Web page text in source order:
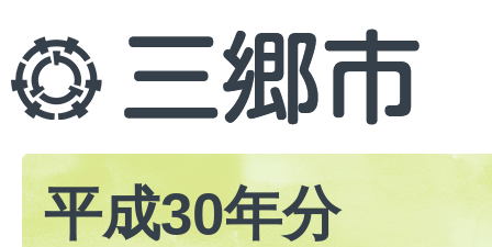
平成30年分